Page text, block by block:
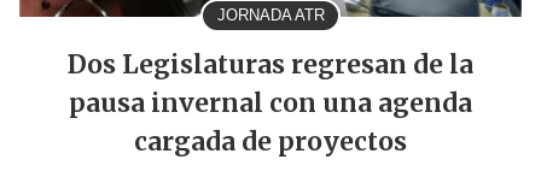
JORNADA ATR
Dos Legislaturas regresan de la
pausa invernal con una agenda
cargada de proyectos